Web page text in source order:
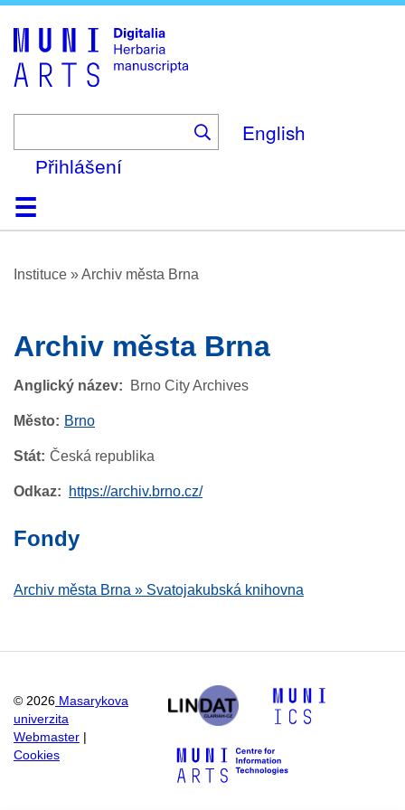
English
Přihlášení
DomůProhlížení
O platformě
Nápověda
KontaktDigitalia
Instituce »Archiv města Brna
Archiv města Brna
Anglický název Brno City Archives
Město Brno
Stát Česká republika
Odkaz https://archiv.brno.cz/
Fondy
Archiv města Brna » Svatojakubská knihovna
© 2026 Masarykova
univerzita
Webmaster
Cookies